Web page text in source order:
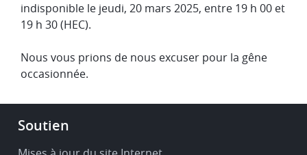
indisponible le jeudi, 20 mars 2025, entre 19 h 00 et
19 h 30 (HEC).
Nous vous prions de nous excuser pour la gêne
occasionnée.
Footer
Soutien